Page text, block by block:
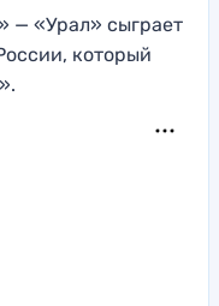
— «Урал» сыграет
который